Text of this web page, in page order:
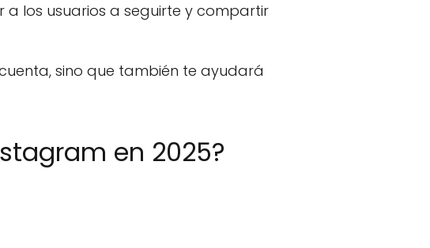
a los usuarios a seguirte y compartir
sino que también te ayudará
en 2025?